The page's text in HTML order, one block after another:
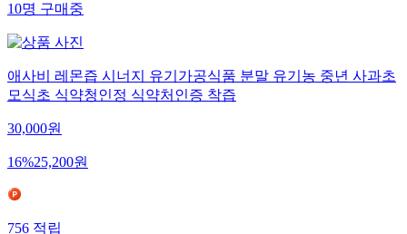
10명 구매중
애사비 레몬즙 시너지 유기가공식품 분말 유기농 중년 사과초
모식초 식약청인정 식약처인증 착즙
30,000원
16%25,200원
756 적립